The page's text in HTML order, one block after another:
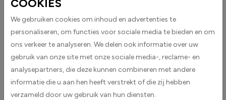
Custom sticker maken?
BESCHRIJVING
Opgelet! Gas stickers worden geleverd als driehoekige stickers.Deze
worden geleverd in geel met een zwart pictogram dat waarschuwt voor
COOKIES
We gebruiken cookies om inhoud en advertenties te
personaliseren, om functies voor sociale media te bieden en om
ons verkeer te analyseren. We delen ook informatie over uw
gebruik van onze site met onze sociale media-, reclame- en
analysepartners, die deze kunnen combineren met andere
informatie die u aan hen heeft verstrekt of die zij hebben
verzameld door uw gebruik van hun diensten.